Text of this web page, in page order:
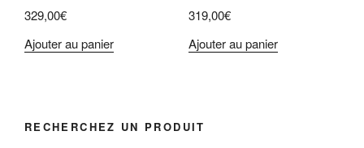
329,00€
Ajouter au panier
319,00€
Ajouter au panier
RECHERCHEZ UN PRODUIT